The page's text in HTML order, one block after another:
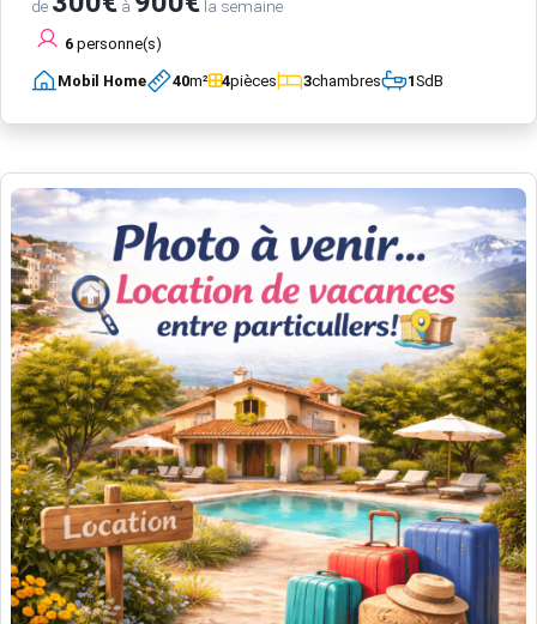
de à la semaine
6 personne(s)
Mobil Home 40m² 4pièces 3chambres 1SdB